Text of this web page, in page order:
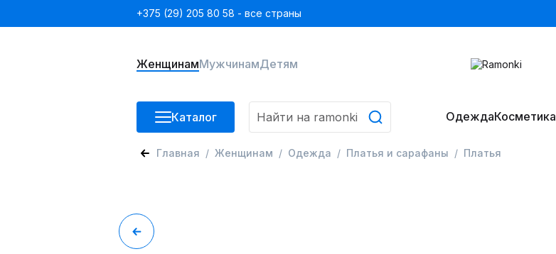
+375 (29) 205 80 58 - все страны
ЖенщинамМужчинамДетям
Каталог ОдеждаКосметика
Главная Женщинам Одежда Платья и сарафаны Платья